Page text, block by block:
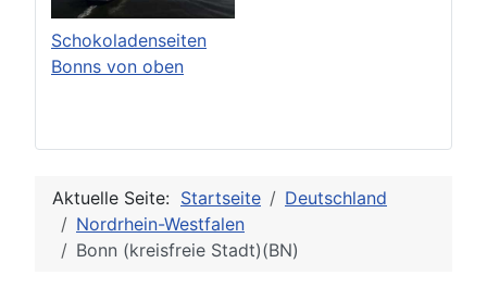
Schokoladenseiten
Bonns von oben
Aktuelle Seite: Startseite
Deutschland
Nordrhein-Westfalen
Bonn (kreisfreie Stadt)(BN)